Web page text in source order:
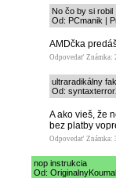
No čo by si robil
Od: PCmanik |
AMDčka
Odpovedať Známka:
ultraradikálny
Od:
A ako vieš, že
bez platby
Odpovedať Známka:
nop instrukcia
Od: